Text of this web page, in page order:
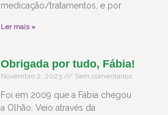
medicação/tratamentos, e por
Ler mais »
Obrigada por tudo, Fábia!
Novembro 2, 2023 Sem comentários
Foi em 2009 que a Fábia chegou
a Olhão. Veio através da